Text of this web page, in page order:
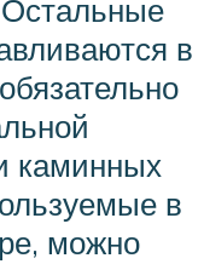
в
каминных
в
можно